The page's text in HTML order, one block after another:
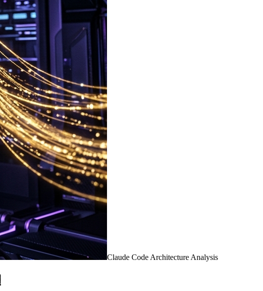
Claude Code Architecture Analysis